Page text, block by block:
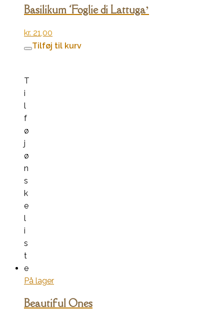
Basilikum ‘Foglie di Lattuga’
kr. 21,00
Tilføj til kurv
T
i
l
f
ø
j
ø
n
s
k
e
l
i
s
t
e
På lager
Beautiful Ones